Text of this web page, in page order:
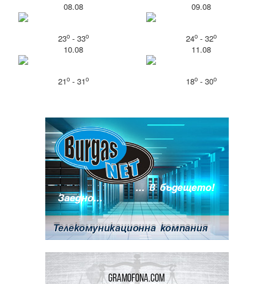
08.08
23o- 33o
09.08
24o- 32o
10.08
21o- 31o
11.08
18o- 30o